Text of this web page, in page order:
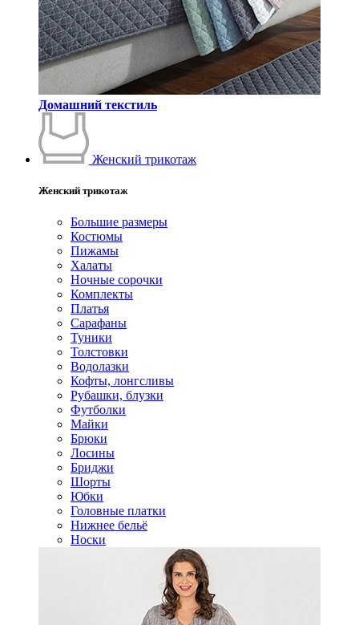
Домашний текстиль
Женский трикотаж
Женский трикотаж
Большие размеры
Костюмы
Пижамы
Халаты
Ночные сорочки
Комплекты
Платья
Сарафаны
Туники
Толстовки
Водолазки
Кофты, лонгсливы
Рубашки, блузки
Футболки
Майки
Брюки
Лосины
Бриджи
Шорты
Юбки
Головные платки
Нижнее бельё
Носки